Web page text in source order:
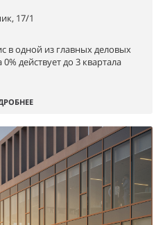
17/1
в одной из главных деловых
действует до 3 квартала